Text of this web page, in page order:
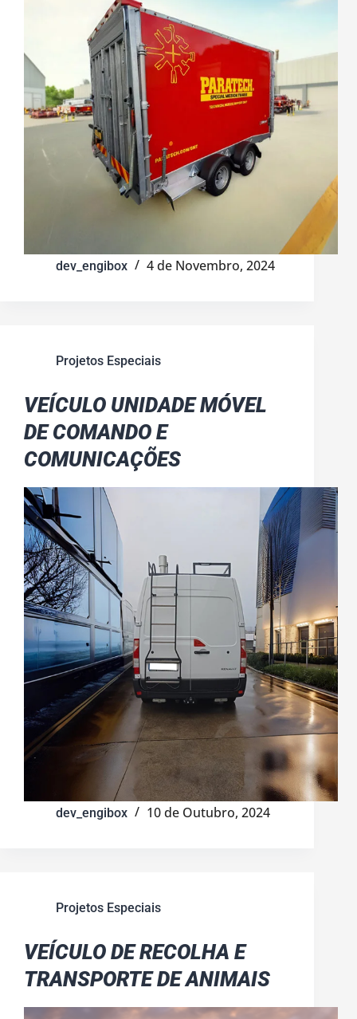
dev_engibox 4 de Novembro, 2024
Projetos Especiais
VEÍCULO UNIDADE MÓVEL
DE COMANDO E
COMUNICAÇÕES
dev_engibox 10 de Outubro, 2024
Projetos Especiais
VEÍCULO DE RECOLHA E
TRANSPORTE DE ANIMAIS